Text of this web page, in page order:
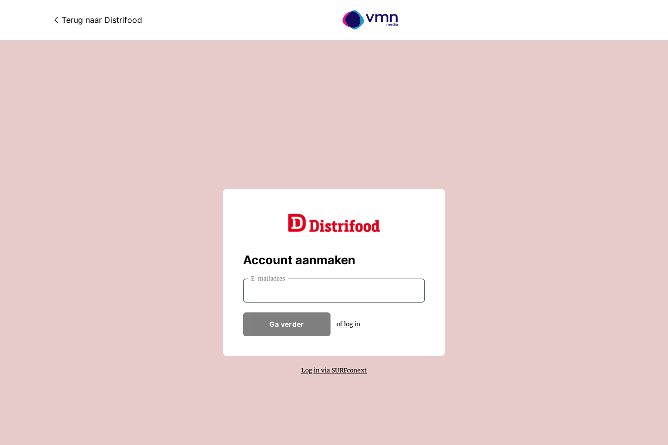
Terug naar Distrifood
Account aanmaken
E-mailadres
Ga verder of log in
Log in via SURFconext